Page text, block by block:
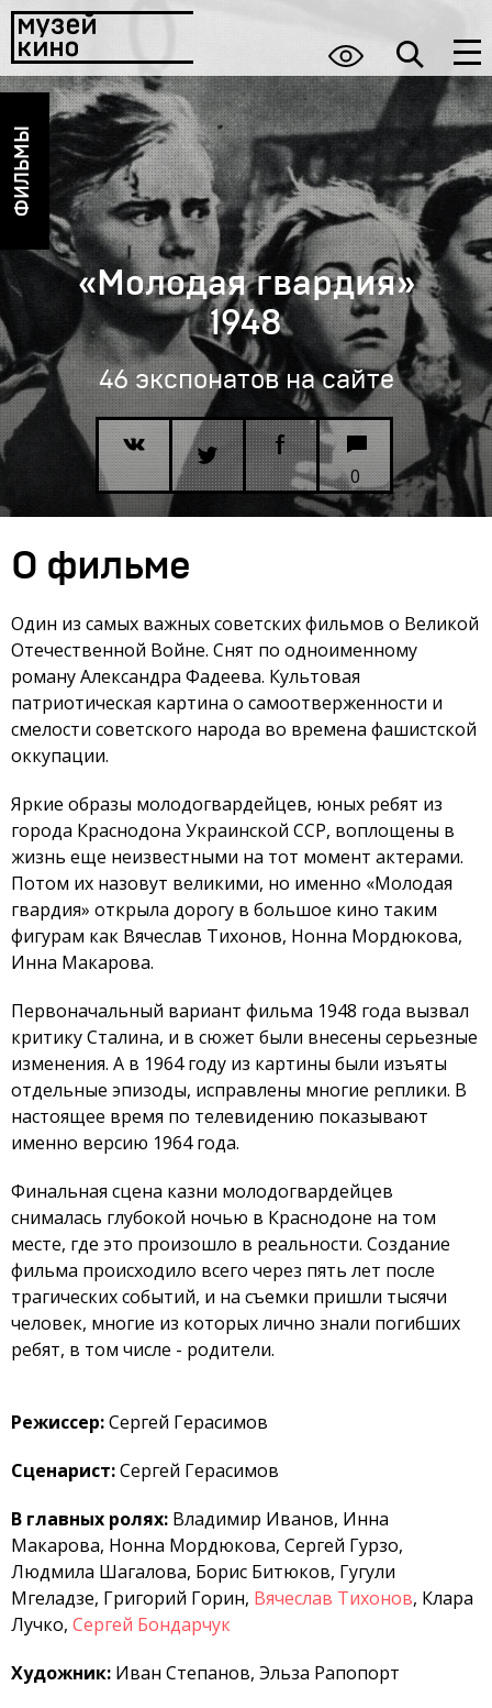
ФИЛЬМЫ
0
«Молодая гвардия»
1948
46 экспонатов на сайте
О фильме
Один из самых важных советских фильмов о Великой
Отечественной Войне. Снят по одноименному
роману Александра Фадеева. Культовая
патриотическая картина о самоотверженности и
смелости советского народа во времена фашистской
оккупации.
Яркие образы молодогвардейцев, юных ребят из
города Краснодона Украинской ССР, воплощены в
жизнь еще неизвестными на тот момент актерами.
Потом их назовут великими, но именно «Молодая
гвардия» открыла дорогу в большое кино таким
фигурам как Вячеслав Тихонов, Нонна Мордюкова,
Инна Макарова.
Первоначальный вариант фильма 1948 года вызвал
критику Сталина, и в сюжет были внесены серьезные
изменения. А в 1964 году из картины были изъяты
отдельные эпизоды, исправлены многие реплики. В
настоящее время по телевидению показывают
именно версию 1964 года.
Финальная сцена казни молодогвардейцев
снималась глубокой ночью в Краснодоне на том
месте, где это произошло в реальности. Создание
фильма происходило всего через пять лет после
трагических событий, и на съемки пришли тысячи
человек, многие из которых лично знали погибших
ребят, в том числе - родители.
Режиссер:Сергей Герасимов
Сценариcт:Сергей Герасимов
В главных ролях: Владимир Иванов, Инна
Макарова, Нонна Мордюкова, Сергей Гурзо,
Людмила Шагалова, Борис Битюков, Гугули
Мгеладзе, Григорий Горин, Вячеслав Тихонов, Клара
Лучко, Сергей Бондарчук
Художник: Иван Степанов, Эльза Рапопорт